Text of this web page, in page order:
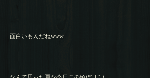
面白いもんだねwww